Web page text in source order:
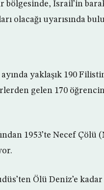
bölgesinde, İsrail’in
olacağı uyarısında
yaklaşık 190
gelen 170
1953’te Necef Çölü
Ölü Deniz’e